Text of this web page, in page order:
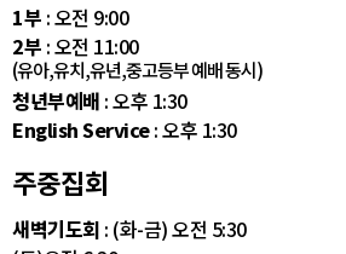
1부 : 오전 9:00
2부 : 오전 11:00
(유아,유치,유년,중고등부 예배 동시)
청년부예배 : 오후 1:30
English Service: 오후 1:30
주중집회
새벽기도회 : (화-금) 오전 5:30